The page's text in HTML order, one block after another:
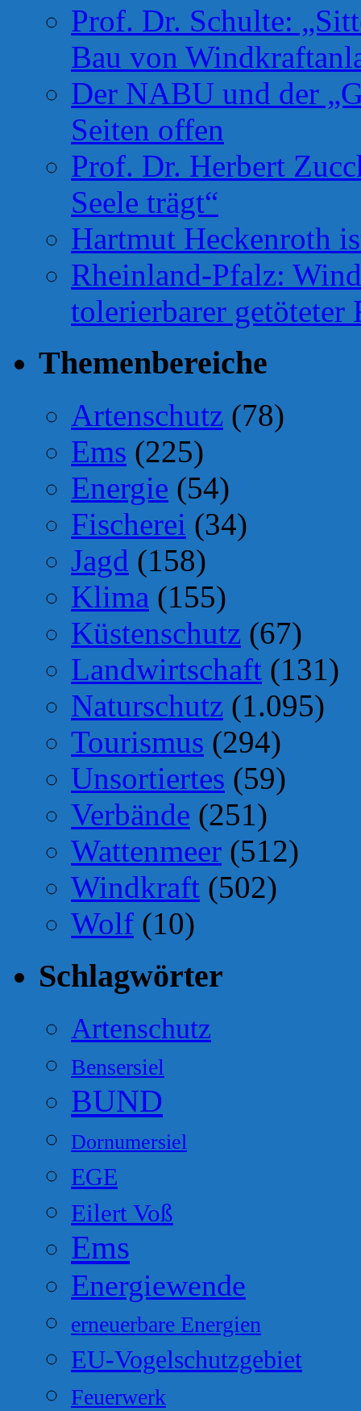
Prof. Dr. Schulte:
Bau von
Der NABU und der
Seiten offen
Prof. Dr. Herbert
Seele trägt“
Hartmut Heckenroth
Rheinland-Pfalz:
tolerierbarer getöteter
Themenbereiche
Artenschutz (78)
Ems (225)
Energie (54)
Fischerei (34)
Jagd (158)
Klima (155)
Küstenschutz (67)
Landwirtschaft (131)
Naturschutz (1.095)
Tourismus (294)
Unsortiertes (59)
Verbände (251)
Wattenmeer (512)
Windkraft (502)
Wolf (10)
Schlagwörter
Artenschutz
Bensersiel
BUND
Dornumersiel
EGE
Eilert Voß
Ems
Energiewende
erneuerbare Energien
EU-Vogelschutzgebiet
Feuerwerk